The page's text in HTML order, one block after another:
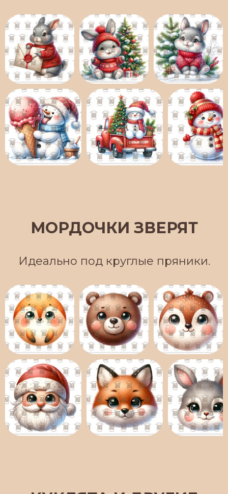
МОРДОЧКИ ЗВЕРЯТ
Идеально под круглые пряники.